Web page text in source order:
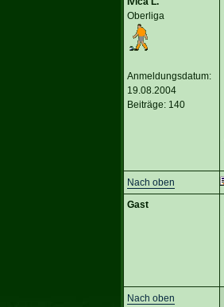
Oberliga
Anmeldungsdatum:
19.08.2004
Beiträge: 140
Nach oben
Gast
Nach oben